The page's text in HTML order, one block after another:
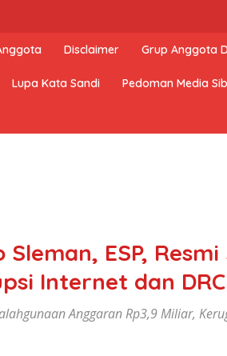
Disclaimer Grup Anggota
Lupa Kata Sandi Pedoman Media
ESP, Resmi
Internet dan DRC
Anggaran Rp3,9 Miliar,